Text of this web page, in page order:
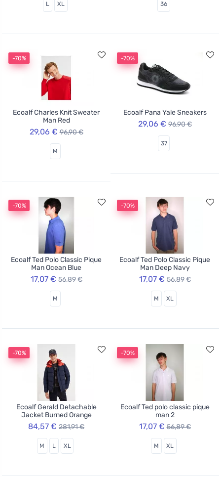
L XL 36
-70%
Ecoalf Charles Knit Sweater
Man Red
29,06 € 96,90 €
M
-70%
Ecoalf Pana Yale Sneakers
29,06 € 96,90 €
37
-70%
Ecoalf Ted Polo Classic Pique
Man Ocean Blue
17,07 € 56,89 €
M
-70%
Ecoalf Ted Polo Classic Pique
Man Deep Navy
17,07 € 56,89 €
M XL
-70%
Ecoalf Gerald Detachable
Jacket Burned Orange
84,57 € 281,91 €
M L XL
-70%
Ecoalf Ted polo classic pique
man 2
17,07 € 56,89 €
M XL